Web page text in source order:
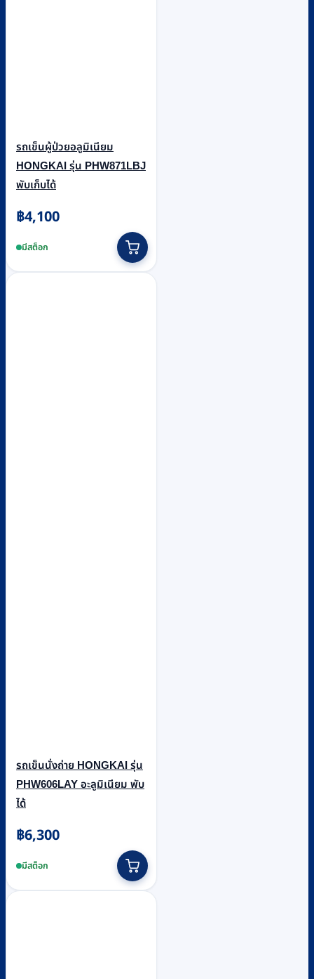
รถเข็นผู้ป่วยอลูมิเนียม
HONGKAI รุ่น PHW871LBJ
พับเก็บได้
฿4,100
มีสต็อก
รถเข็นนั่งถ่าย HONGKAI รุ่น
PHW606LAY อะลูมิเนียม พับ
ได้
฿6,300
มีสต็อก